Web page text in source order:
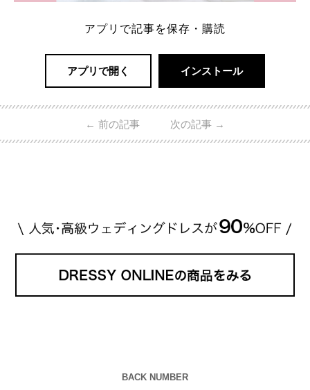
アプリで記事を保存・購読
アプリで開く インストール
← 前の記事 次の記事 →
BACK NUMBER